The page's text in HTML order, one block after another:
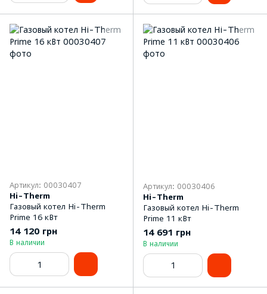
Артикул: 00030407
Hi-Therm
Газовый котел Hi-Therm
Prime 16 кВт
14 120 грн
В наличии
Артикул: 00030406
Hi-Therm
Газовый котел Hi-Therm
Prime 11 кВт
14 691 грн
В наличии